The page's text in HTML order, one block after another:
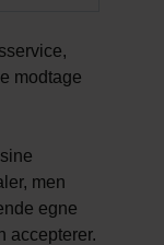
modtage
men
egne
accepterer.